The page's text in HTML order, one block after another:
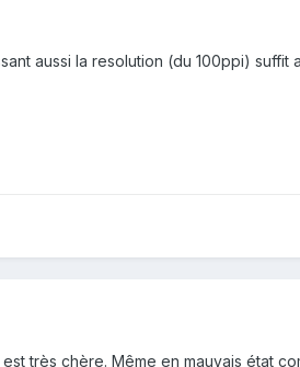
aussi la resolution (du 100ppi) suffit
très chère. Même en mauvais état